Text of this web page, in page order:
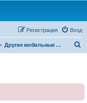
Вход
Регистрация
Другие мобильные системы